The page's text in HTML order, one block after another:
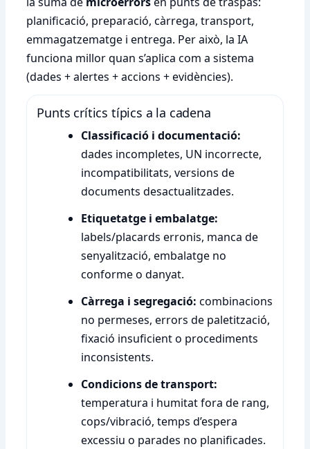
planificació, preparació, càrrega, transport,
emmagatzematge i entrega. Per això, la IA
funciona millor quan s’aplica com a sistema
(dades + alertes + accions + evidències).
Punts crítics típics a la cadena
Classificació i documentació:
dades incompletes, UN incorrecte,
incompatibilitats, versions de
documents desactualitzades.
Etiquetatge i embalatge:
labels/placards erronis, manca de
senyalització, embalatge no
conforme o danyat.
Càrrega i segregació: combinacions
no permeses, errors de paletització,
fixació insuficient o procediments
inconsistents.
Condicions de transport:
temperatura i humitat fora de rang,
cops/vibració, temps d’espera
excessiu o parades no planificades.